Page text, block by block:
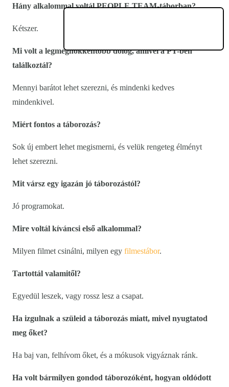
Hány alkalommal voltál PEOPLE TEAM-táborban?
Kétszer.
Mi volt a legmeghökkentőbb dolog, amivel a PT-ben
találkoztál?
Mennyi barátot lehet szerezni, és mindenki kedves
mindenkivel.
Miért fontos a táborozás?
Sok új embert lehet megismerni, és velük rengeteg élményt
lehet szerezni.
Mit vársz egy igazán jó táborozástól?
Jó programokat.
Mire voltál kíváncsi első alkalommal?
Milyen filmet csinálni, milyen egy filmestábor.
Tartottál valamitől?
Egyedül leszek, vagy rossz lesz a csapat.
Ha izgulnak a szüleid a táborozás miatt, mivel nyugtatod
meg őket?
Ha baj van, felhívom őket, és a mókusok vigyáznak ránk.
Ha volt bármilyen gondod táborozóként, hogyan oldódott